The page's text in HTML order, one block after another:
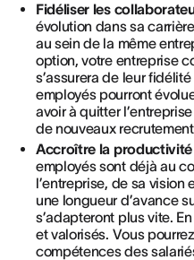
Fidéliser les
évolution dans sa
au sein de la même
option, votre entreprise
s’assurera de leur
employés pourront
avoir à quitter
de nouveaux
Accroître la productivité
employés sont déjà au
l’entreprise, de sa vision
une longueur d’avance
s’adapteront plus vite.
et valorisés. Vous
compétences des